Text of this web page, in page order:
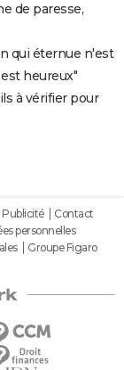
de paresse,
qui éternue n'est
heureux"
à vérifier pour
Publicité
Contact
personnelles
Groupe Figaro